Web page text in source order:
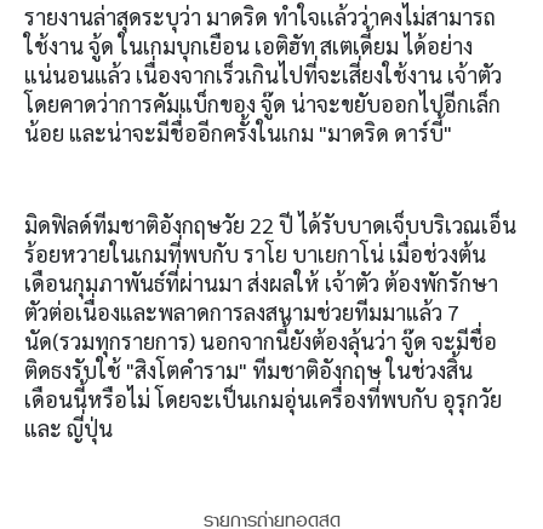
รายงานล่าสุดระบุว่า มาดริด ทำใจเเล้วว่าคงไม่สามารถ
ใช้งาน จู้ด ในเกมบุกเยือน เอติฮัท สเตเดี้ยม ได้อย่าง
แน่นอนแล้ว เนื่องจากเร็วเกินไปที่จะเสี่ยงใช้งาน เจ้าตัว
โดยคาดว่าการคัมแบ็กของ จู๊ด น่าจะขยับออกไปอีกเล็ก
น้อย และน่าจะมีชื่ออีกครั้งในเกม "มาดริด ดาร์บี้"
มิดฟิลด์ทีมชาติอังกฤษวัย 22 ปี ได้รับบาดเจ็บบริเวณเอ็น
ร้อยหวายในเกมที่พบกับ ราโย บาเยกาโน่ เมื่อช่วงต้น
เดือนกุมภาพันธ์ที่ผ่านมา ส่งผลให้ เจ้าตัว ต้องพักรักษา
ตัวต่อเนื่องและพลาดการลงสนามช่วยทีมมาแล้ว 7
นัด(รวมทุกรายการ) นอกจากนี้ยังต้องลุ้นว่า จู๊ด จะมีชื่อ
ติดธงรับใช้ "สิงโตคำราม" ทีมชาติอังกฤษ ในช่วงสิ้น
เดือนนี้หรือไม่ โดยจะเป็นเกมอุ่นเครื่องที่พบกับ อุรุกวัย
และ ญี่ปุ่น
รายการถ่ายทอดสด